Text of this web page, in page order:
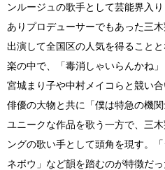
ンルージュの歌手として芸能界入
ありプロデューサーでもあった三
出演して全国区の人気を得ること
楽の中で、「毒消しゃいらんかね
宮城まり子や中村メイコらと競い
俳優の大物と共に「僕は特急の機
ユニークな作品を歌う一方で、三
ングの歌い手として頭角を現す。
ネボウ」など韻を踏むのが特徴だ